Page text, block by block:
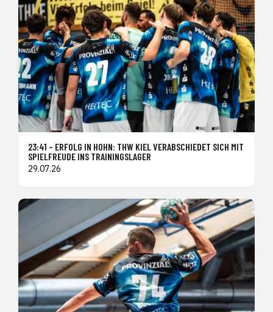
23:41 – ERFOLG IN HOHN: THW KIEL VERABSCHIEDET SICH MIT
SPIELFREUDE INS TRAININGSLAGER
29.07.26